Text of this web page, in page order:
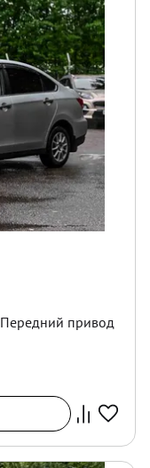
Передний привод